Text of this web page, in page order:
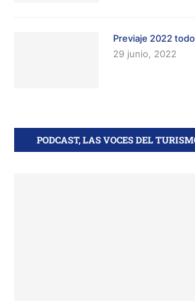
Previaje 2022
29 junio, 2022
PODCAST, LAS VOCES DEL